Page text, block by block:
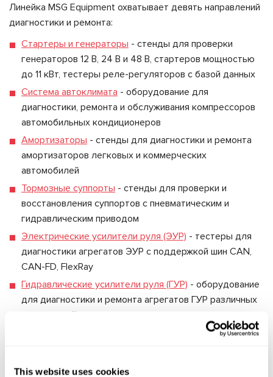
This website uses cookies
Линейка MSG Equipment охватывает девять направлений
диагностики и ремонта:
Стартеры и генераторы - стенды для проверки
генераторов 12 В, 24 В и 48 В, стартеров мощностью
до 11 кВт, тестеры реле-регуляторов с базой данных
Система автоклимата - оборудование для
диагностики, ремонта и обслуживания компрессоров
автомобильных кондиционеров
Амортизаторы - стенды для диагностики и ремонта
амортизаторов легковых и коммерческих
автомобилей
Тормозные суппорты - стенды для проверки и
восстановления суппортов с пневматическим и
гидравлическим приводом
Электрические усилители руля (ЭУР) - тестеры для
диагностики агрегатов ЭУР с поддержкой шин CAN,
CAN-FD, FlexRay
Гидравлические усилители руля (ГУР) - оборудование
для диагностики и ремонта агрегатов ГУР различных
конструкций
- тестеры высоковольтных